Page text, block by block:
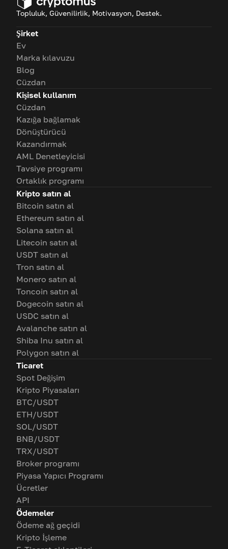
Topluluk, Güvenilirlik, Motivasyon, Destek.
Şirket
Ev
Marka kılavuzu
Blog
Cüzdan
Kişisel kullanım
Cüzdan
Kazığa bağlamak
Dönüştürücü
Kazandırmak
AML Denetleyicisi
Tavsiye programı
Ortaklık programı
Kripto satın al
Bitcoin satın al
Ethereum satın al
Solana satın al
Litecoin satın al
USDT satın al
Tron satın al
Monero satın al
Toncoin satın al
Dogecoin satın al
USDC satın al
Avalanche satın al
Shiba Inu satın al
Polygon satın al
Ticaret
Spot Değişim
Kripto Piyasaları
BTC/USDT
ETH/USDT
SOL/USDT
BNB/USDT
TRX/USDT
Broker programı
Piyasa Yapıcı Programı
Ücretler
API
Ödemeler
Ödeme ağ geçidi
Kripto İşleme